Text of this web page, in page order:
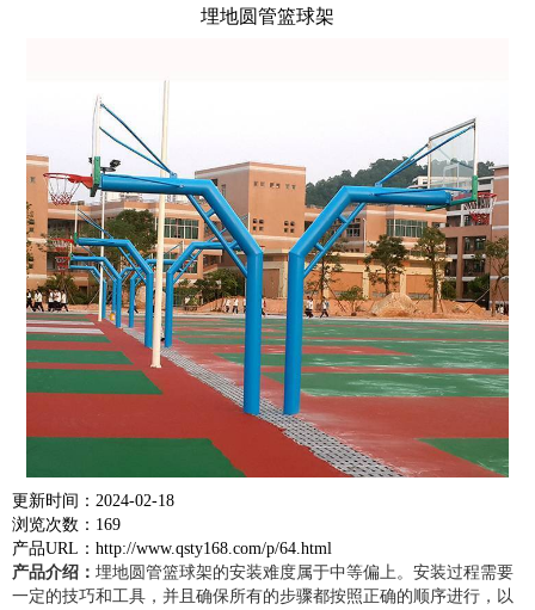
埋地圆管篮球架
更新时间：2024-02-18
浏览次数：169
产品URL：http://www.qsty168.com/p/64.html
产品介绍： 埋地圆管篮球架的安装难度属于中等偏上。安装过程需要
一定的技巧和工具，并且确保所有的步骤都按照正确的顺序进行，以